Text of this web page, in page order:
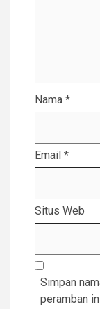
Nama *
Email *
Situs Web
Simpan
peramban